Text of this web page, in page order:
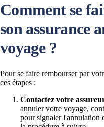
Comment se
son assurance
voyage ?
Pour se faire rembourser par
ces étapes :
Contactez votre
annuler votre voyage,
pour signaler l'annulation